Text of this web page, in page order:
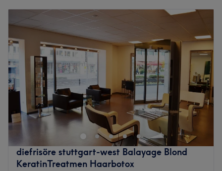
11:00–20:30
Mittwoch
Donnerstag
Geschlossen
Freitag
10:30–
18:45
Samstag
09:30 –
15:00
Sonntag
Geschlossen
Sie sehnen sich nach einem kompletten
Verwöhnprogramm für Ihre Haare und Sinne? Im Zentrum
Stuttgarts zwischen Schwabstraße und Hölderlinplatz
begrüßt Sie die professionelle und ambitionierte
Friseurmeisterin Claudia Zimmermann und ihr
engagiertes Team.
diefrisöre stuttgart-west Balayage Blond
KeratinTreatmen Haarbotox